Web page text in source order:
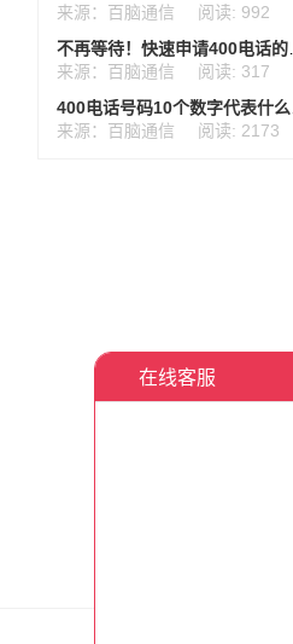
来源：百脑通信
阅读: 992
来源：百脑通信
阅读: 317
来源：百脑通信
阅读: 2173